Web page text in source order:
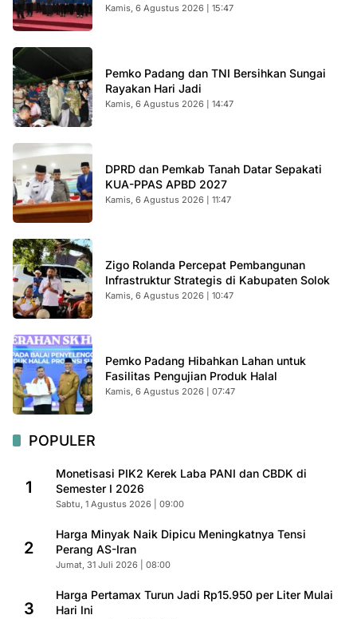
Kamis, 6 Agustus 2026 | 15:47
Pemko Padang dan TNI Bersihkan Sungai
Rayakan Hari Jadi
Kamis, 6 Agustus 2026 | 14:47
DPRD dan Pemkab Tanah Datar Sepakati
KUA-PPAS APBD 2027
Kamis, 6 Agustus 2026 | 11:47
Zigo Rolanda Percepat Pembangunan
Infrastruktur Strategis di Kabupaten Solok
Kamis, 6 Agustus 2026 | 10:47
Pemko Padang Hibahkan Lahan untuk
Fasilitas Pengujian Produk Halal
Kamis, 6 Agustus 2026 | 07:47
POPULER
1
Monetisasi PIK2 Kerek Laba PANI dan CBDK di
Semester I 2026
Sabtu, 1 Agustus 2026 | 09:00
2
Harga Minyak Naik Dipicu Meningkatnya Tensi
Perang AS-Iran
Jumat, 31 Juli 2026 | 08:00
3
Harga Pertamax Turun Jadi Rp15.950 per Liter Mulai
Hari Ini